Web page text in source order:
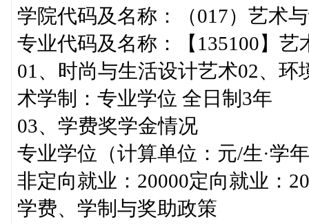
学院代码及名称：（017）艺术
专业代码及名称：【135100】艺
01、时尚与生活设计艺术02、
术学制：专业学位 全日制3年
03、学费奖学金情况
专业学位（计算单位：元/生·学
非定向就业：20000定向就业：
学费、学制与奖助政策